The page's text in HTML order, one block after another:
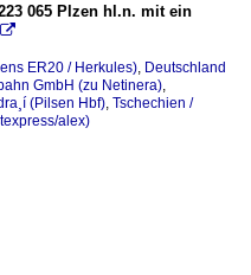
065 Plzen hl.n. mit ein

ER20 / Herkules), Deutschland
GmbH (zu Netinera),
(Pilsen Hbf), Tschechien /
alex)